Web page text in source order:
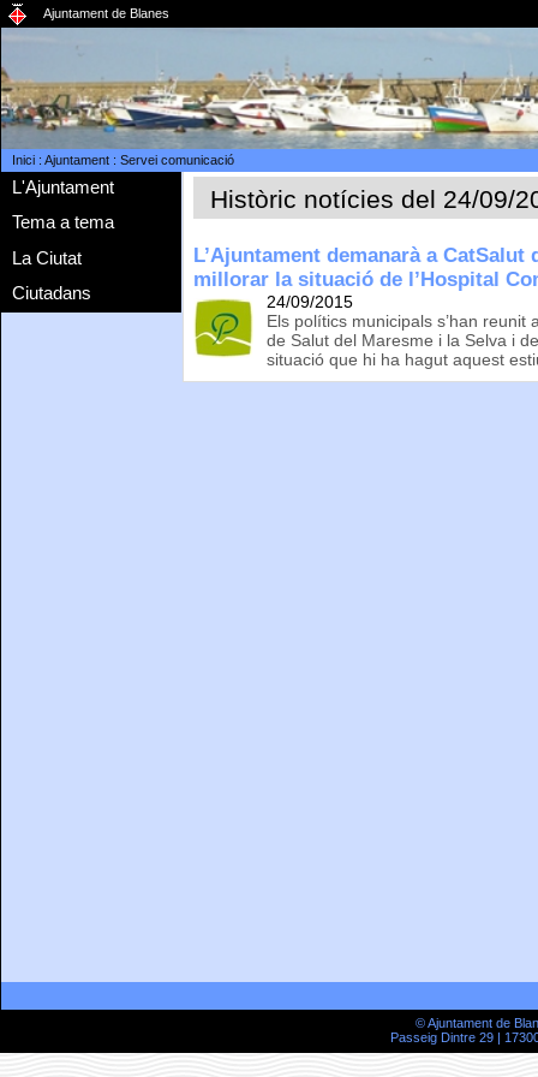
Ajuntament de Blanes
Inici: Ajuntament: Servei comunicació
L'Ajuntament
Tema a tema
La Ciutat
Ciutadans
Històric notícies del 24/09/
L’Ajuntament demanarà a
millorar la situació de l’Hospital
24/09/2015
Els polítics municipals s’han
de Salut del Maresme i la Selva i
situació que hi ha hagut aquest
© Ajuntament de
Passeig Dintre 29 |